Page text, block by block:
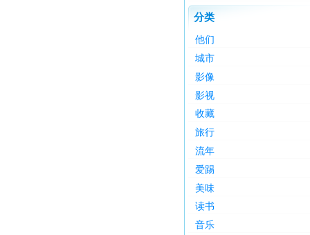
分类
他们
城市
影像
影视
收藏
旅行
流年
爱踢
美味
读书
音乐